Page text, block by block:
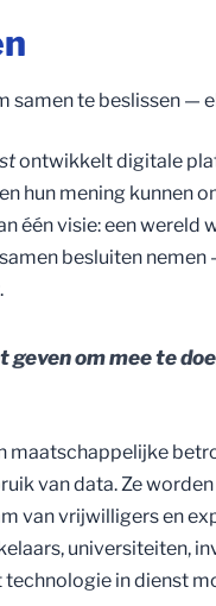
samen te beslissen —
ontwikkelt digitale
hun mening kunnen
één visie: een wereld
besluiten
geven om mee te
maatschappelijke
van data. Ze
van vrijwilligers en
universiteiten,
in dienst